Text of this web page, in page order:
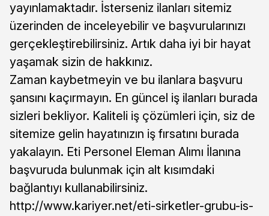
yayınlamaktadır. İsterseniz ilanları sitemiz
üzerinden de inceleyebilir ve başvurularınızı
gerçekleştirebilirsiniz. Artık daha iyi bir hayat
yaşamak sizin de hakkınız.
Zaman kaybetmeyin ve bu ilanlara başvuru
şansını kaçırmayın. En güncel iş ilanları burada
sizleri bekliyor. Kaliteli iş çözümleri için, siz de
sitemize gelin hayatınızın iş fırsatını burada
yakalayın. Eti Personel Eleman Alımı İlanına
başvuruda bulunmak için alt kısımdaki
bağlantıyı kullanabilirsiniz.
http://www.kariyer.net/eti-sirketler-grubu-is-